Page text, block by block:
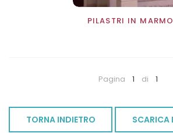
PILASTRI IN MARMO
Pagina 1 di 1
TORNA INDIETRO SCARICA